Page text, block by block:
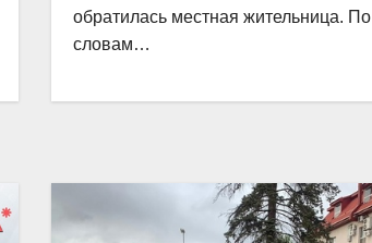
обратилась местная жительница. По
словам…